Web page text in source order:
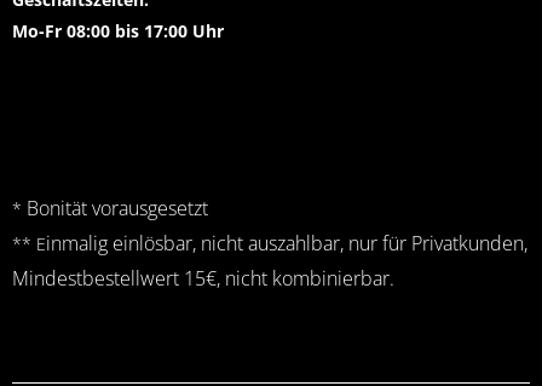
Mo-Fr 08:00 bis 17:00 Uhr
* Bonität vorausgesetzt
** Einmalig einlösbar, nicht auszahlbar, nur für Privatkunden,
Mindestbestellwert 15€, nicht kombinierbar.